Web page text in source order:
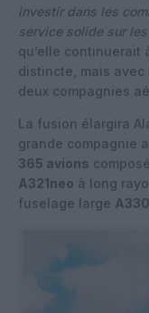
investir dans les
service solide sur
qu’elle continuerait
distincte, mais
deux compagnies
La fusion élargira
grande compagnie
365 avions
A321neo à long
fuselage large A330